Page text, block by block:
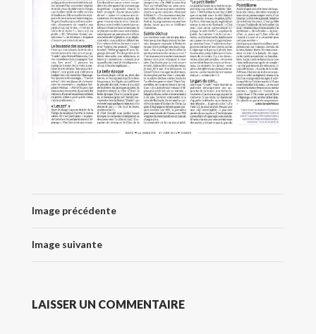
Image précédente
Image suivante
LAISSER UN COMMENTAIRE